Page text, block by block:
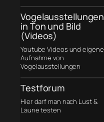
Vogelausstellungen
in Ton und Bild
(Videos)
Youtube Videos und eigene
Aufnahme von
Vogelausstellungen
Testforum
Hier darf man nach Lust &
Laune testen